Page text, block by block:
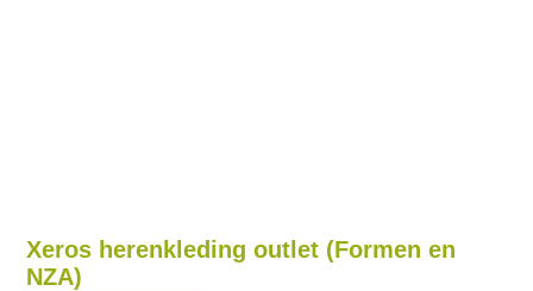
Xeros herenkleding outlet (Formen en
NZA)